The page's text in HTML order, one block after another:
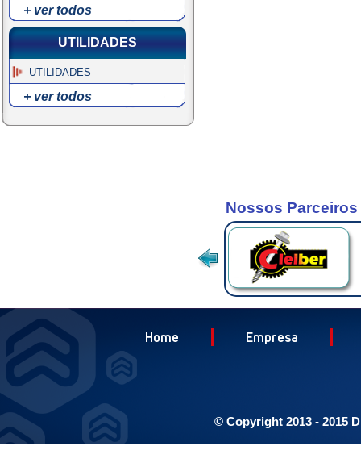
+ ver todos
UTILIDADES
UTILIDADES
+ ver todos
Nossos Parceiros
Home Empresa
© Copyright 2013 - 2015